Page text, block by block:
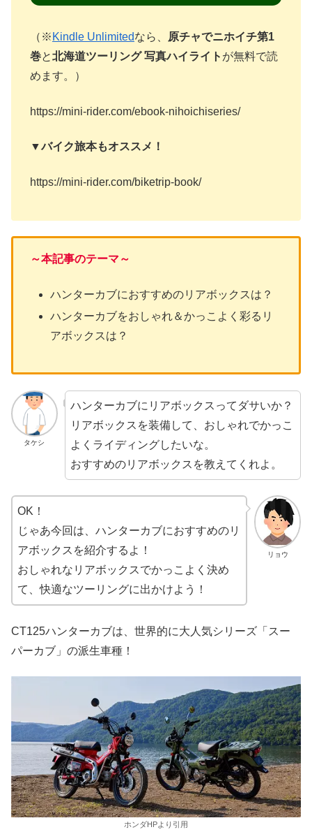
（※ Kindle Unlimitedなら、 原チャでニホイチ第1
巻と北海道ツーリング 写真ハイライト が無料で読
めます。）
https://mini-rider.com/ebook-nihoichiseries/
▼バイク旅本もオススメ！
https://mini-rider.com/biketrip-book/
～本記事のテーマ～
ハンターカブにおすすめのリアボックスは？
ハンターカブをおしゃれ＆かっこよく彩るリ
アボックスは？
タケシ
ハンターカブにリアボックスってダサいか？
リアボックスを装備して、おしゃれでかっこ
よくライディングしたいな。
おすすめのリアボックスを教えてくれよ。
リョウ
OK！
じゃあ今回は、ハンターカブにおすすめのリ
アボックスを紹介するよ！
おしゃれなリアボックスでかっこよく決め
て、快適なツーリングに出かけよう！
CT125ハンターカブは、世界的に大人気シリーズ「スー
パーカブ」の派生車種！
ホンダHPより引用